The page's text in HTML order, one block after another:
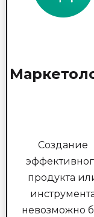
Создание
продукта
невозможно